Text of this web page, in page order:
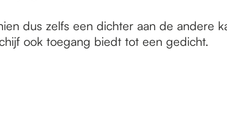
dus zelfs een dichter aan de andere
ook toegang biedt tot een gedicht.